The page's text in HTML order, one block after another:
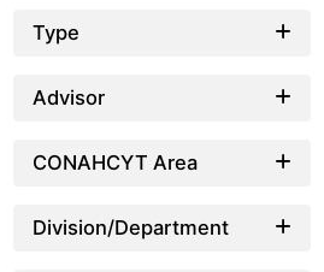
Type
Advisor
CONAHCYT Area
Division/Department